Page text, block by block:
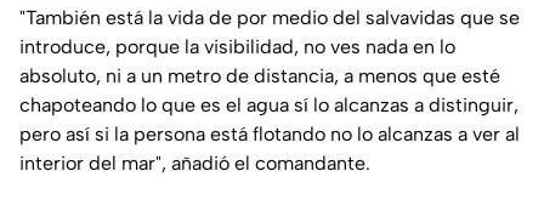
"También está la vida de por medio del salvavidas que se
introduce, porque la visibilidad, no ves nada en lo
absoluto, ni a un metro de distancia, a menos que esté
chapoteando lo que es el agua sí lo alcanzas a distinguir,
pero así si la persona está flotando no lo alcanzas a ver al
interior del mar", añadió el comandante.